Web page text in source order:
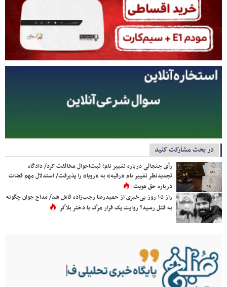
در بحث مشارکت کنید
رأی جنجالی درباره تغییر نام؛ ثبت‌احوال مخالفت کرد/ دادگاه
تجدیدنظر تغییر نام «رقیه» به «رویا» را پذیرفت/ استدلال مهم قضات
درباره حق هویت
راز ۱۵ روز بی‌خبری از حمیدرضا رجب‌زاده فاش شد/ مداح جوان چگونه
به قتل رسید؟ روایت یک قرار مرگ با دختر بلاگر